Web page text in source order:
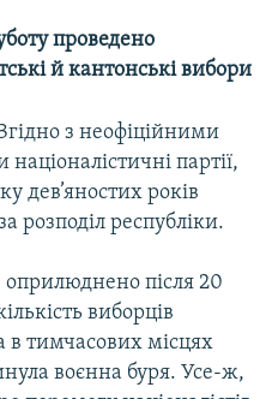
проведено
й кантонські вибори
з неофіційними
партії,
дев’яностих років
розподіл республіки.
оприлюднено після 20
виборців
в тимчасових місцях
воєнна буря. Усе-ж,